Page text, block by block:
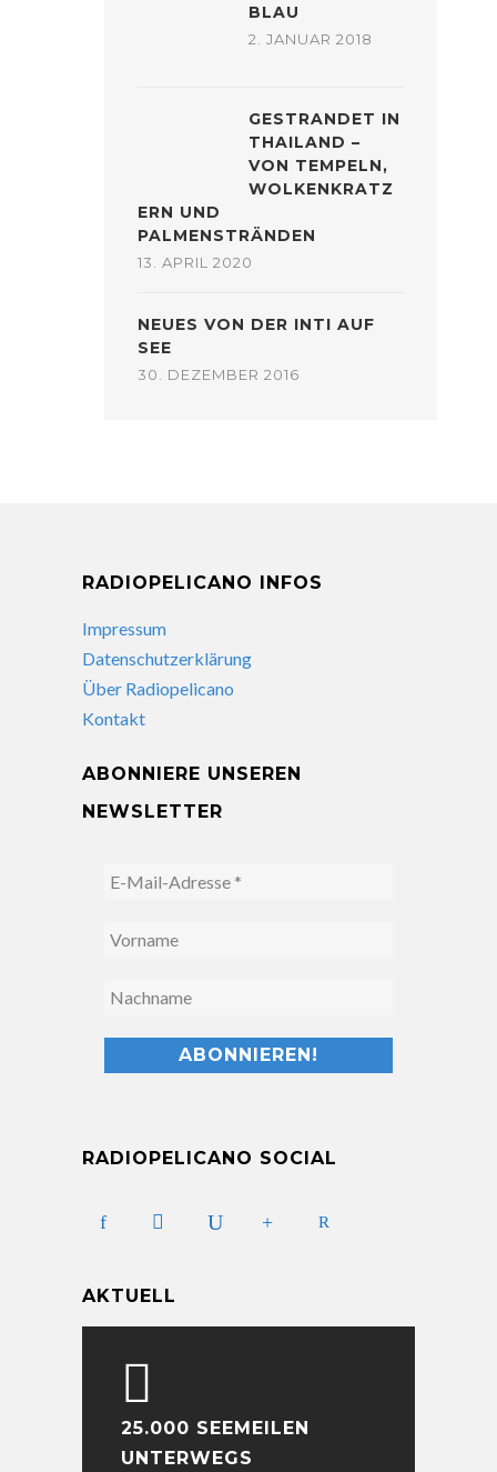
BLAU
2. JANUAR 2018
GESTRANDET IN
THAILAND –
VON TEMPELN,
WOLKENKRATZ
ERN UND
PALMENSTRÄNDEN
13. APRIL 2020
NEUES VON DER INTI AUF
SEE
30. DEZEMBER 2016
RADIOPELICANO INFOS
Impressum
Datenschutzerklärung
Über Radiopelicano
Kontakt
ABONNIERE UNSEREN
NEWSLETTER
RADIOPELICANO SOCIAL
AKTUELL
25.000 SEEMEILEN
UNTERWEGS